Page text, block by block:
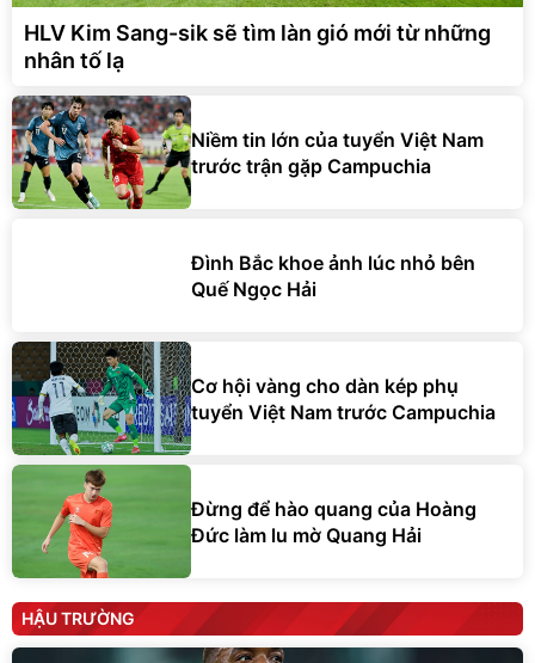
HLV Kim Sang-sik sẽ tìm làn gió mới từ những
nhân tố lạ
Niềm tin lớn của tuyển Việt Nam
trước trận gặp Campuchia
Đình Bắc khoe ảnh lúc nhỏ bên
Quế Ngọc Hải
Cơ hội vàng cho dàn kép phụ
tuyển Việt Nam trước Campuchia
Đừng để hào quang của Hoàng
Đức làm lu mờ Quang Hải
HẬU TRƯỜNG